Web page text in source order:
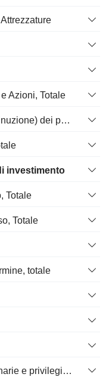
Azioni, Totale
Variazione netta (aumento/diminuzione) dei prestiti originati / venduti - Investimento
investimento
Totale
Totale
totale
Dividendi pagati su azioni ordinarie e privilegiate